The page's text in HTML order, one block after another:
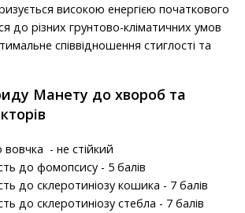
високою енергією початкового
до різних грунтово-кліматичних умов
співвідношення стиглості та
Манету до хвороб та
вовчка - не стійкий
до фомопсису - 5 балів
до склеротиніозу кошика - 7 балів
до склеротиніозу стебла - 7 балів